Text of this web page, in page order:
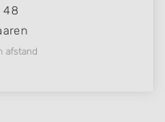
48
afstand